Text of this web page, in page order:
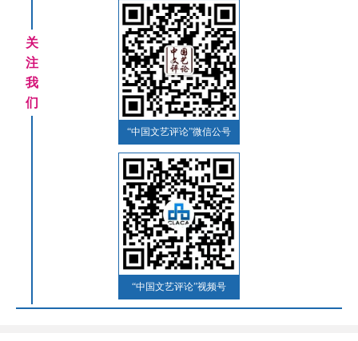
关
注
我
们
“中国文艺评论”微信公号
“中国文艺评论”视频号